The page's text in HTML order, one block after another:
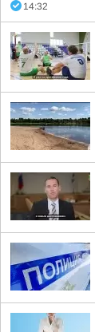
14:32